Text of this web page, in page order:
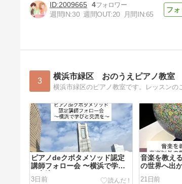
2009665 4
週間IN:30 週間OUT:20 月間IN:65
3 横浜市緑区 おのうえピアノ教室
横浜市緑区のピアノ教室です。レッスンの
ピアノdeクボタメソッド認定
講師フォロー会 〜横浜で学び
と交流を〜
3日前
音楽を教え
の世界へ出
21日前